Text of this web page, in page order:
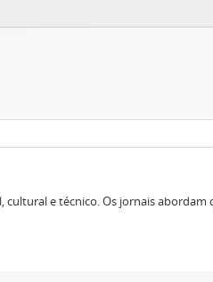
e técnico. Os jornais abordam